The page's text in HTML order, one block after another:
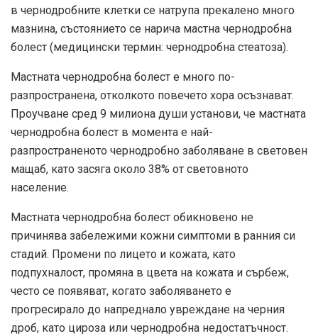
в чернодробните клетки се натрупа прекалено много
мазнина, състоянието се нарича мастна чернодробна
болест (медицински термин: чернодробна стеатоза).
Мастната чернодробна болест е много по-
разпространена, отколкото повечето хора осъзнават.
Проучване сред 9 милиона души установи, че мастната
чернодробна болест в момента е най-
разпространеното чернодробно заболяване в световен
мащаб, като засяга около 38% от световното
население.
Мастната чернодробна болест обикновено не
причинява забележими кожни симптоми в ранния си
стадий. Промени по лицето и кожата, като
подпухналост, промяна в цвета на кожата и сърбеж,
често се появяват, когато заболяването е
прогресирало до напреднало увреждане на черния
дроб, като цироза или чернодробна недостатъчност.